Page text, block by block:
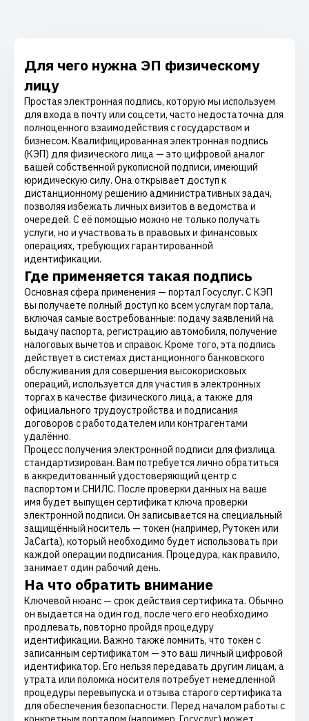
Для чего нужна ЭП физическому
лицу
Простая электронная подпись, которую мы используем
для входа в почту или соцсети, часто недостаточна для
полноценного взаимодействия с государством и
бизнесом. Квалифицированная электронная подпись
(КЭП) для физического лица — это цифровой аналог
вашей собственной рукописной подписи, имеющий
юридическую силу. Она открывает доступ к
дистанционному решению административных задач,
позволяя избежать личных визитов в ведомства и
очередей. С её помощью можно не только получать
услуги, но и участвовать в правовых и финансовых
операциях, требующих гарантированной
идентификации.
Где применяется такая подпись
Основная сфера применения — портал Госуслуг. С КЭП
вы получаете полный доступ ко всем услугам портала,
включая самые востребованные: подачу заявлений на
выдачу паспорта, регистрацию автомобиля, получение
налоговых вычетов и справок. Кроме того, эта подпись
действует в системах дистанционного банковского
обслуживания для совершения высокорисковых
операций, используется для участия в электронных
торгах в качестве физического лица, а также для
официального трудоустройства и подписания
договоров с работодателем или контрагентами
удалённо.
Процесс получения электронной подписи для физлица
стандартизирован. Вам потребуется лично обратиться
в аккредитованный удостоверяющий центр с
паспортом и СНИЛС. После проверки данных на ваше
имя будет выпущен сертификат ключа проверки
электронной подписи. Он записывается на специальный
защищённый носитель — токен (например, Рутокен или
JaCarta), который необходимо будет использовать при
каждой операции подписания. Процедура, как правило,
занимает один рабочий день.
На что обратить внимание
Ключевой нюанс — срок действия сертификата. Обычно
он выдается на один год, после чего его необходимо
продлевать, повторно пройдя процедуру
идентификации. Важно также помнить, что токен с
записанным сертификатом — это ваш личный цифровой
идентификатор. Его нельзя передавать другим лицам, а
утрата или поломка носителя потребует немедленной
процедуры перевыпуска и отзыва старого сертификата
для обеспечения безопасности. Перед началом работы с